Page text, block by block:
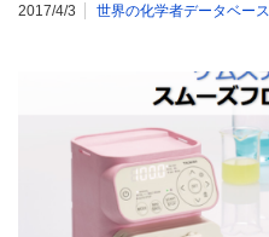
2017/4/3 世界の化学者データベース